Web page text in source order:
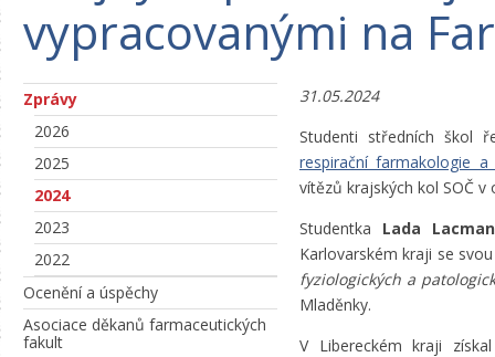
vypracovanými na
Zprávy
2026
2025
2024
2023
2022
Ocenění a úspěchy
Asociace děkanů farmaceutických
fakult
31.05.2024
Studenti středních škol
respirační farmakologie a
vítězů krajských kol SOČ
Studentka Lada
Karlovarském kraji se
fyziologických a
Mladěnky.
V Libereckém kraji